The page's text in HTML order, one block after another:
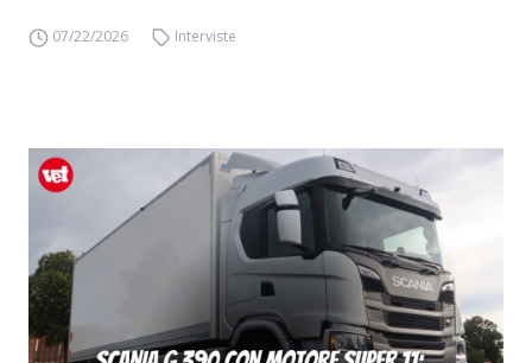
07/22/2026 Interviste